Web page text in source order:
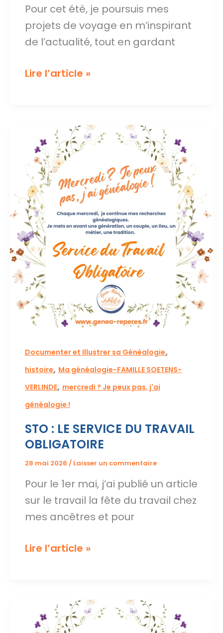
Pour cet été, je poursuis mes
projets de voyage en m’inspirant
de l’actualité, tout en gardant
Les
Lire l’article »
Documenter et Illustrer sa Généalogie,
histoire, Ma généalogie-FAMILLE SOETENS-
VERLINDE, mercredi ? Je peux pas, j'ai
généalogie !
STO : LE SERVICE DU TRAVAIL
OBLIGATOIRE
28 mai 2026 / Laisser un commentaire
Pour le 1er mai, j’ai publié un article
sur le travail la fête du travail chez
mes ancêtres et pour
STO
TRAVAIL
Lire l’article »